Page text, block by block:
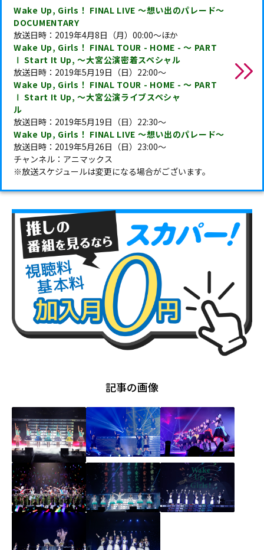
Wake Up, Girls！ FINAL LIVE ～想い出のパレード～
DOCUMENTARY
放送日時：2019年4月8日（月）00:00～ほか
Wake Up, Girls！ FINAL TOUR - HOME - ～ PART
Ⅰ Start It Up, ～大宮公演密着スペシャル
放送日時：2019年5月19日（日）22:00～
Wake Up, Girls！ FINAL TOUR - HOME - ～ PART
Ⅰ Start It Up, ～大宮公演ライブスペシャ
ル
放送日時：2019年5月19日（日）22:30～
Wake Up, Girls！ FINAL LIVE ～想い出のパレード～
放送日時：2019年5月26日（日）23:00～
チャンネル：アニマックス
※放送スケジュールは変更になる場合がございます。
記事の画像